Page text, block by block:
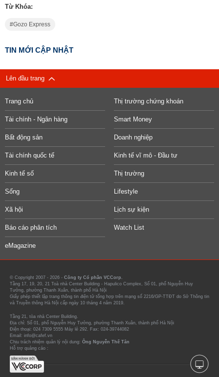
Từ Khóa:
Gozo Express
TIN MỚI CẬP NHẬT
Lên đầu trang
Trang chủ Thị trường chứng khoán
Tài chính - Ngân hàng Smart Money
Bất động sản Doanh nghiệp
Tài chính quốc tế Kinh tế vĩ mô - Đầu tư
Kinh tế số Thị trường
Sống Lifestyle
Xã hội Lịch sự kiện
Báo cáo phân tích Watch List
eMagazine
© Copyright 2007 - 2026 - Công ty Cổ phần VCCorp.
Tầng 17, 19, 20, 21 Toà nhà Center Building - Hapulico Complex, Số 01, phố Nguyễn Huy
Tưởng, phường Thanh Xuân, thành phố Hà Nội
Giấy phép thiết lập trang thông tin điện tử tổng hợp trên mạng số 2216/GP-TTĐT do Sở Thông tin
và Truyền thông Hà Nội cấp ngày 10 tháng 4 năm 2019.
Tầng 21, tòa nhà Center Building.
Địa chỉ: Số 01, phố Nguyễn Huy Tưởng, phường Thanh Xuân, thành phố Hà Nội
Điện thoại: 024 7309 5555 Máy lẻ 292. Fax: 024-39744082
Email: info@cafef.vn
Chịu trách nhiệm quản lý nội dung: Ông Nguyễn Thế Tân
Hỗ trợ quảng cáo :